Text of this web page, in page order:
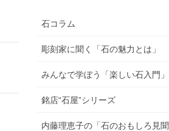
石コラム
彫刻家に聞く「石の魅力とは」
みんなで学ぼう「楽しい石入門」
銘店“石屋”シリーズ
内藤理恵子の「石のおもしろ見聞